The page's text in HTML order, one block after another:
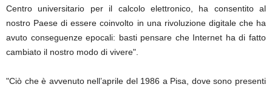
Centro universitario per il calcolo elettronico, ha consentito al
nostro Paese di essere coinvolto in una rivoluzione digitale che ha
avuto conseguenze epocali: basti pensare che Internet ha di fatto
cambiato il nostro modo di vivere".
"Ciò che è avvenuto nell’aprile del 1986 a Pisa, dove sono presenti